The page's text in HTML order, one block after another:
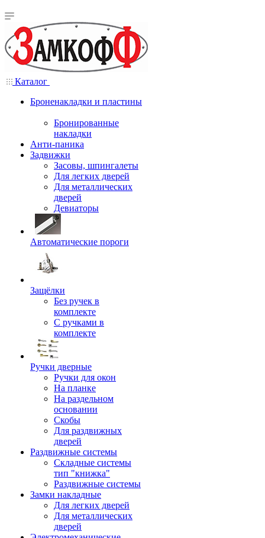
Каталог
Броненакладки и пластины
Бронированные
накладки
Анти-паника
Задвижки
Засовы, шпингалеты
Для легких дверей
Для металлических
дверей
Девиаторы
Автоматические пороги
Защёлки
Без ручек в
комплекте
С ручками в
комплекте
Ручки дверные
Ручки для окон
На планке
На раздельном
основании
Скобы
Для раздвижных
дверей
Раздвижные системы
Складные системы
тип "книжка"
Раздвижные системы
Замки накладные
Для легких дверей
Для металлических
дверей